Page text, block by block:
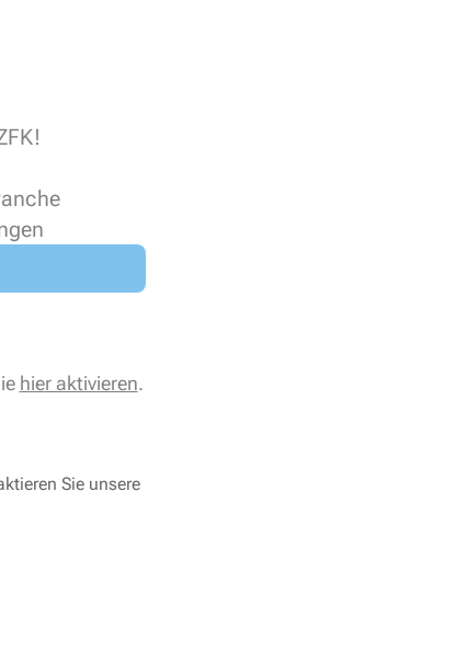
hier aktivieren.
Sie unsere